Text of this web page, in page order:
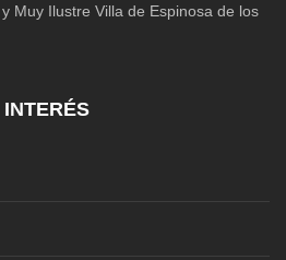
Muy Ilustre Villa de Espinosa de los